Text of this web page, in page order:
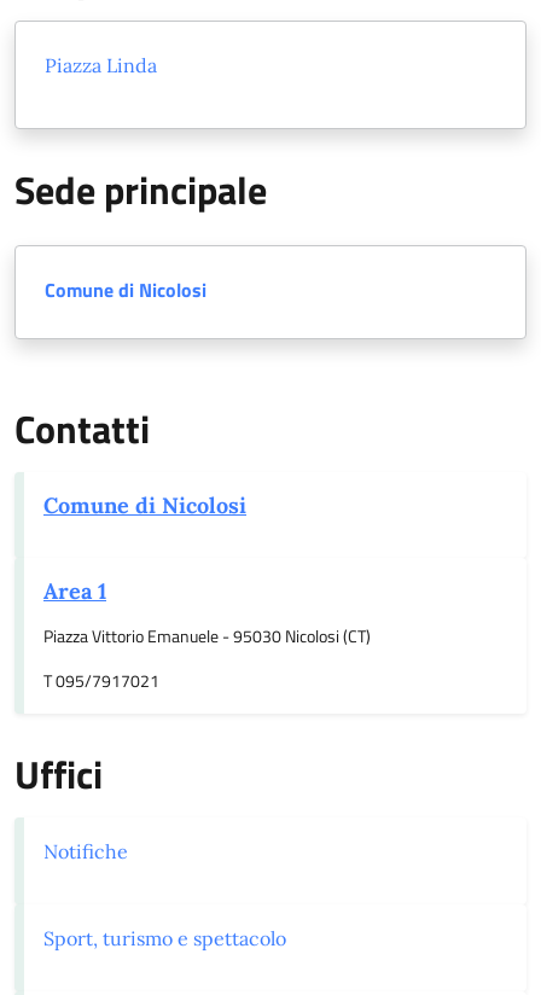
Piazza Linda
Sede principale
Comune di Nicolosi
Contatti
Comune di Nicolosi
Area 1
Piazza Vittorio Emanuele - 95030 Nicolosi (CT)
T 095/7917021
Uffici
Notifiche
Sport, turismo e spettacolo